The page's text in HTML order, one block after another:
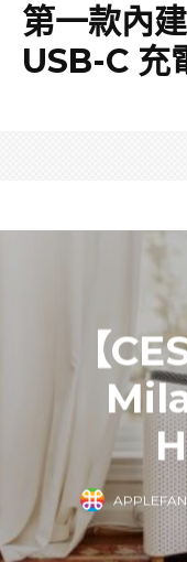
第一款內
USB-C 充
【